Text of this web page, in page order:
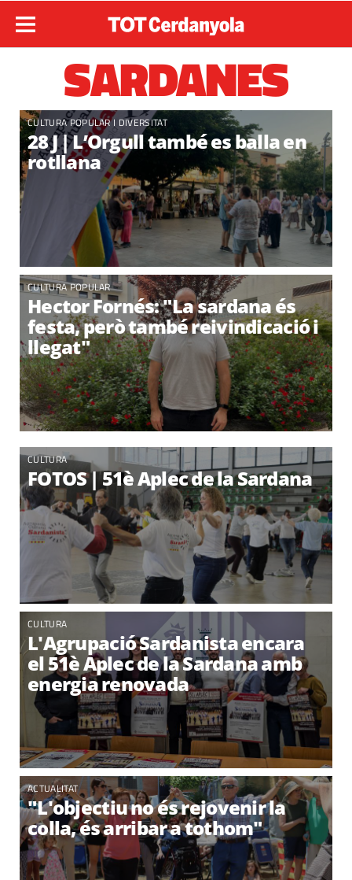
SARDANES
CULTURA POPULAR I DIVERSITAT
28 J | L’Orgull també es balla en
rotllana
CULTURA POPULAR
Hector Fornés: "La sardana és
festa, però també reivindicació i
llegat"
CULTURA
FOTOS | 51è Aplec de la Sardana
CULTURA
L'Agrupació Sardanista encara
el 51è Aplec de la Sardana amb
energia renovada
ACTUALITAT
"L'objectiu no és rejovenir la
colla, és arribar a tothom"